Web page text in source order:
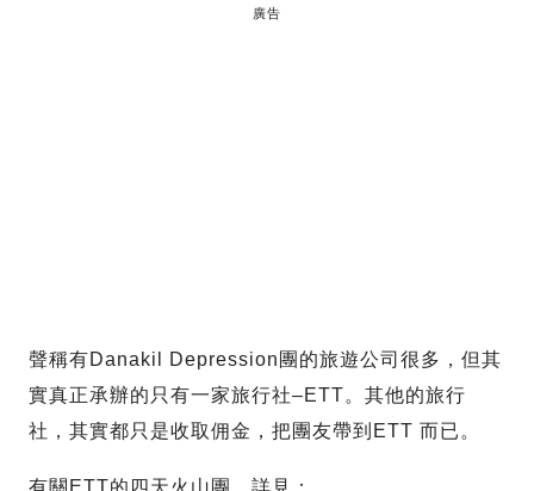
廣告
聲稱有Danakil Depression團的旅遊公司很多，但其
實真正承辦的只有一家旅行社–ETT。其他的旅行
社，其實都只是收取佣金，把團友帶到ETT 而已。
有關ETT的四天火山團，詳見：